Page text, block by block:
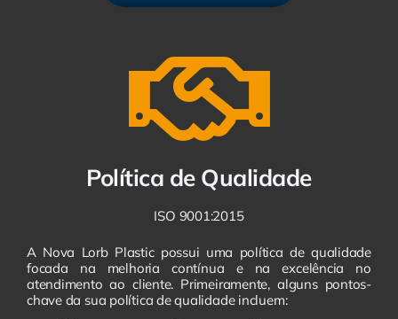
Política de Qualidade
ISO 9001:2015
A Nova Lorb Plastic possui uma política de qualidade
focada na melhoria contínua e na excelência no
atendimento ao cliente. Primeiramente, alguns pontos-
chave da sua política de qualidade incluem: